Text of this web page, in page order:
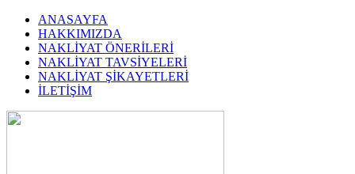
ANASAYFA
HAKKIMIZDA
NAKLİYAT ÖNERİLERİ
NAKLİYAT TAVSİYELERİ
NAKLİYAT ŞİKAYETLERİ
İLETİŞİM